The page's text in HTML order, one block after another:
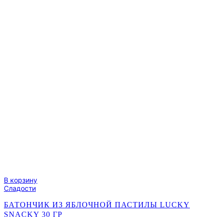
В корзину
Сладости
БАТОНЧИК ИЗ ЯБЛОЧНОЙ ПАСТИЛЫ LUCKY
SNACKY 30 ГР